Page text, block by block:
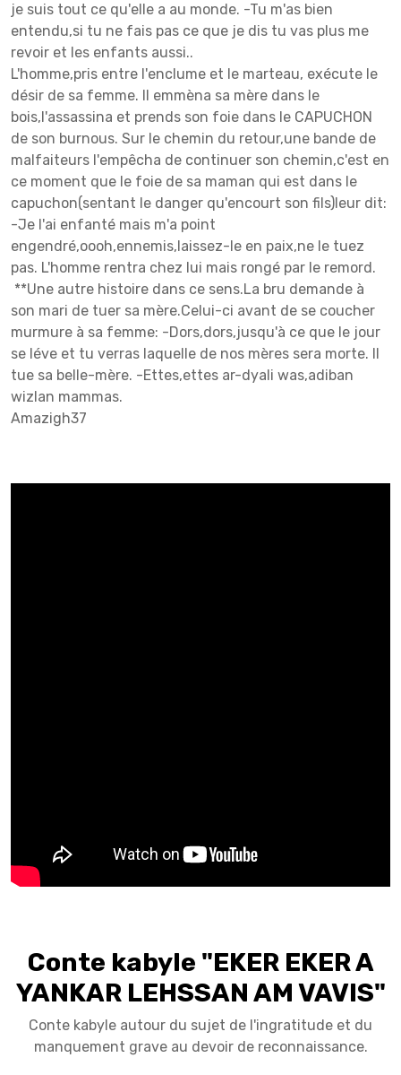
je suis tout ce qu'elle a au monde. -Tu m'as bien
entendu,si tu ne fais pas ce que je dis tu vas plus me
revoir et les enfants aussi..
L'homme,pris entre l'enclume et le marteau, exécute le
désir de sa femme. Il emmèna sa mère dans le
bois,l'assassina et prends son foie dans le CAPUCHON
de son burnous. Sur le chemin du retour,une bande de
malfaiteurs l'empêcha de continuer son chemin,c'est en
ce moment que le foie de sa maman qui est dans le
capuchon(sentant le danger qu'encourt son fils)leur dit:
-Je l'ai enfanté mais m'a point
engendré,oooh,ennemis,laissez-le en paix,ne le tuez
pas. L'homme rentra chez lui mais rongé par le remord.
**Une autre histoire dans ce sens.La bru demande à
son mari de tuer sa mère.Celui-ci avant de se coucher
murmure à sa femme: -Dors,dors,jusqu'à ce que le jour
se léve et tu verras laquelle de nos mères sera morte. Il
tue sa belle-mère. -Ettes,ettes ar-dyali was,adiban
wizlan mammas.
Amazigh37
Conte kabyle "EKER EKER A
YANKAR LEHSSAN AM VAVIS"
Conte kabyle autour du sujet de l'ingratitude et du
manquement grave au devoir de reconnaissance.